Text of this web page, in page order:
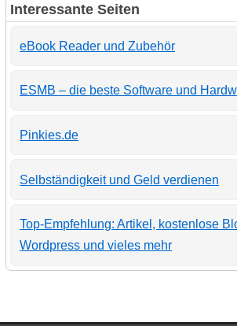
Interessante Seiten
eBook Reader und Zubehör
ESMB – die beste Software und
Pinkies.de
Selbständigkeit und Geld verdienen
Top-Empfehlung: Artikel, kostenlose
Wordpress und vieles mehr